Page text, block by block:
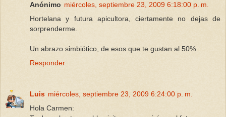
Anónimo miércoles, septiembre 23, 2009 6:18:00 p. m.
Hortelana y futura apicultora, ciertamente no dejas de
sorprenderme.
Un abrazo simbiótico, de esos que te gustan al 50%
Responder
Luis miércoles, septiembre 23, 2009 6:24:00 p. m.
Hola Carmen: